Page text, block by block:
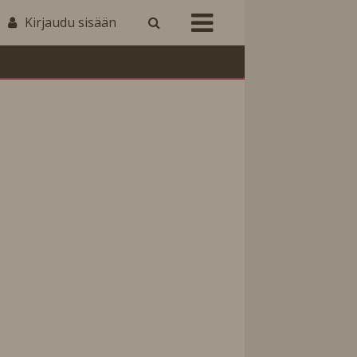
Kirjaudu sisään